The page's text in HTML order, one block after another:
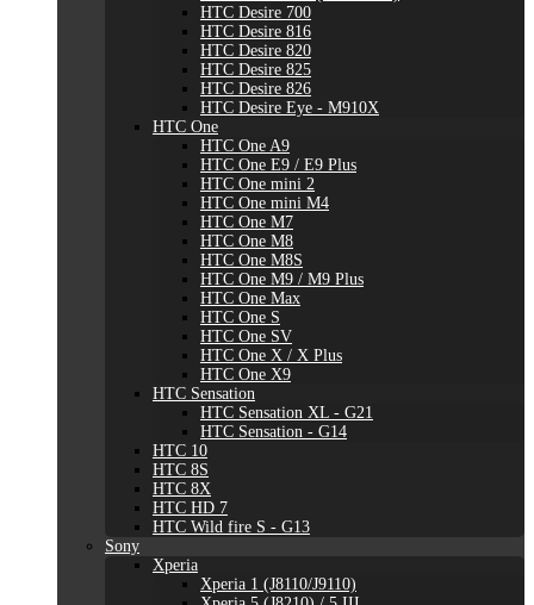
HTC Desire 700
HTC Desire 816
HTC Desire 820
HTC Desire 825
HTC Desire 826
HTC Desire Eye - M910X
HTC One
HTC One A9
HTC One E9 / E9 Plus
HTC One mini 2
HTC One mini M4
HTC One M7
HTC One M8
HTC One M8S
HTC One M9 / M9 Plus
HTC One Max
HTC One S
HTC One SV
HTC One X / X Plus
HTC One X9
HTC Sensation
HTC Sensation XL - G21
HTC Sensation - G14
HTC 10
HTC 8S
HTC 8X
HTC HD 7
HTC Wild fire S - G13
Sony
Xperia
Xperia 1 (J8110/J9110)